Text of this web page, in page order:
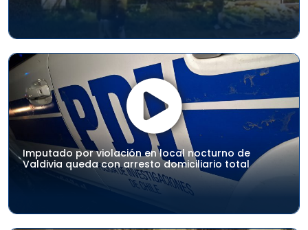
Imputado por violación en local nocturno de
Valdivia queda con arresto domiciliario total